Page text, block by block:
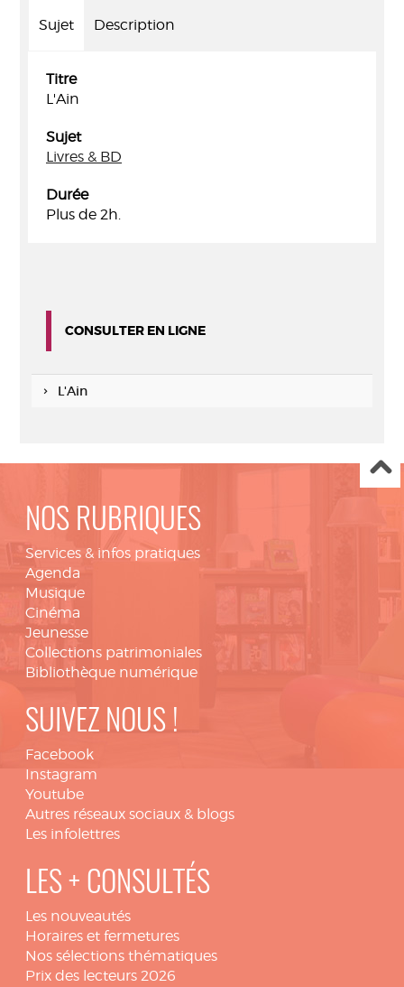
Sujet Description
Titre
L'Ain
Sujet
Livres & BD
Durée
Plus de 2h.
CONSULTER EN LIGNE
L'Ain
NOS RUBRIQUES
Services & infos pratiques
Agenda
Musique
Cinéma
Jeunesse
Collections patrimoniales
Bibliothèque numérique
SUIVEZ NOUS !
Facebook
Instagram
Youtube
Autres réseaux sociaux & blogs
Les infolettres
LES + CONSULTÉS
Les nouveautés
Horaires et fermetures
Nos sélections thématiques
Prix des lecteurs 2026